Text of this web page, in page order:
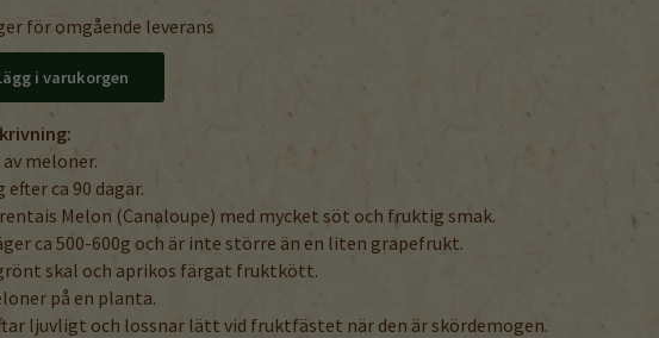
för omgående leverans
i varukorgen
meloner.
ca 90 dagar.
Melon (Canaloupe) med mycket söt och fruktig smak.
ca 500-600g och är inte större än en liten grapefrukt.
skal och aprikos färgat fruktkött.
på en planta.
ljuvligt och lossnar lätt vid fruktfästet när den är skördemogen.